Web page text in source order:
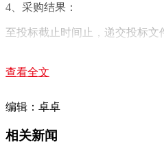
4、采购结果：
至投标截止时间止，递交投标文
招标代理机构名称：广东中凯工
详细地址：广东省东莞市南城街
查看全文
编辑：卓卓
相关新闻